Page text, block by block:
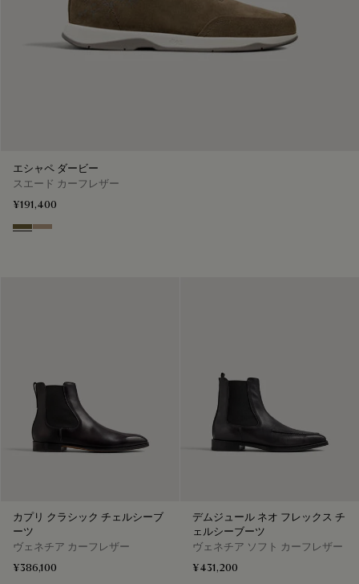
エシャペ ダービー
スエード カーフレザー
¥191,400
Pine Green
Beige
カプリ クラシック チェルシーブ
ーツ
ヴェネチア カーフレザー
¥386,100
デムジュール ネオ フレックス チ
ェルシーブーツ
ヴェネチア ソフト カーフレザー
¥431,200